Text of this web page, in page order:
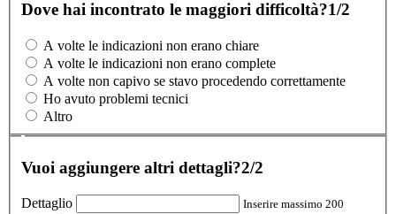
Dove hai incontrato le maggiori difficoltà?1/2
A volte le indicazioni non erano chiare
A volte le indicazioni non erano complete
A volte non capivo se stavo procedendo correttamente
Ho avuto problemi tecnici
Altro
Vuoi aggiungere altri dettagli?2/2
Dettaglio
Inserire massimo 200